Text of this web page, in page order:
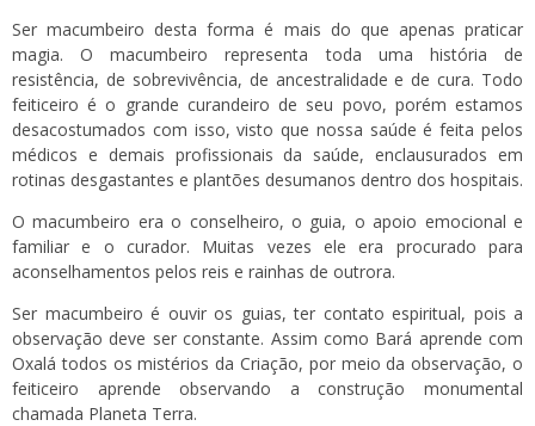
Ser macumbeiro desta forma é mais do que apenas praticar
magia. O macumbeiro representa toda uma história de
resistência, de sobrevivência, de ancestralidade e de cura. Todo
feiticeiro é o grande curandeiro de seu povo, porém estamos
desacostumados com isso, visto que nossa saúde é feita pelos
médicos e demais profissionais da saúde, enclausurados em
rotinas desgastantes e plantões desumanos dentro dos hospitais.
O macumbeiro era o conselheiro, o guia, o apoio emocional e
familiar e o curador. Muitas vezes ele era procurado para
aconselhamentos pelos reis e rainhas de outrora.
Ser macumbeiro é ouvir os guias, ter contato espiritual, pois a
observação deve ser constante. Assim como Bará aprende com
Oxalá todos os mistérios da Criação, por meio da observação, o
feiticeiro aprende observando a construção monumental
chamada Planeta Terra.